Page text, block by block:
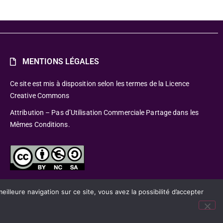
MENTIONS LÉGALES
Ce site est mis à disposition selon les termes de la Licence
Creative Commons
Attribution – Pas d’Utilisation Commerciale Partage dans les
Mêmes Conditions.
navigation sur ce site, vous avez la possibilité d’accepter